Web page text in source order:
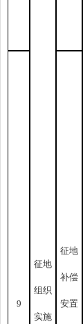
征地
组织
实施
9
征地
补偿
安置